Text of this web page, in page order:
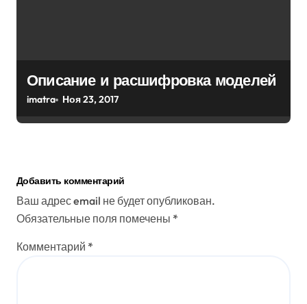
Описание и расшифровка моделей
imatra Ноя 23, 2017
Добавить комментарий
Ваш адрес email не будет опубликован.
Обязательные поля помечены *
Комментарий *